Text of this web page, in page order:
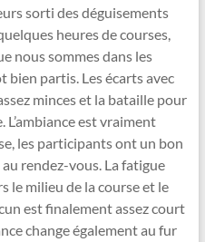
sorti des déguisements
heures de courses,
nous sommes dans les
partis. Les écarts avec
minces et la bataille pour
L’ambiance est vraiment
les participants ont un bon
rendez-vous. La fatigue
le milieu de la course et le
est finalement assez court
change également au fur